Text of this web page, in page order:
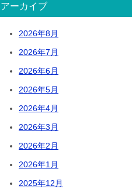
アーカイブ
2026年8月
2026年7月
2026年6月
2026年5月
2026年4月
2026年3月
2026年2月
2026年1月
2025年12月